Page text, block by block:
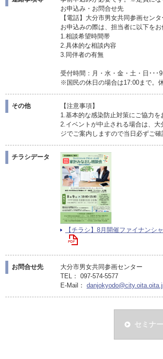
お申込み・お問合せ先
【電話】大分市男女共同参画セン
お申込みの際は、担当者に以下をお
1.相談希望時間帯
2.具体的な相談内容
3.同伴者の有無
受付時間：月・水・金・土・日･･
※国民の休日の場合は17:00まで。
その他
【注意事項】
1.基本的な感染防止対策にご協力を
2.イベントが中止される場合は、
ジでご案内しますので当日必ずご確
チラシデータ
【チラシ】8月開催ファイナンシ
お問合せ先
大分市男女共同参画センター
TEL： 097-574-5577
E-Mail：
セミナ